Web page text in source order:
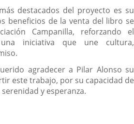
destacados del proyecto es su
beneficios de la venta del libro se
Campanilla, reforzando el
iniciativa que une cultura,
agradecer a Pilar Alonso su
este trabajo, por su capacidad de
y esperanza.